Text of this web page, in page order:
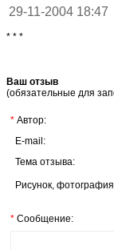
29-11-2004 18:47
* * *
Ваш отзыв
(обязательные для
* Автор:
E-mail:
Тема отзыва:
Рисунок,
* Сообщение: